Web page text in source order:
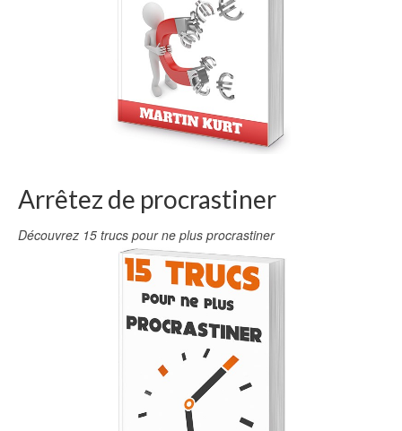
Arrêtez de procrastiner
Découvrez 15 trucs pour ne plus procrastiner